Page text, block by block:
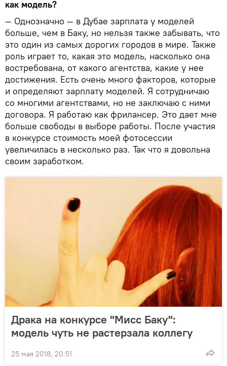
как модель?
— Однозначно — в Дубае зарплата у моделей
больше, чем в Баку, но нельзя также забывать, что
это один из самых дорогих городов в мире. Также
роль играет то, какая это модель, насколько она
востребована, от какого агентства, какие у нее
достижения. Есть очень много факторов, которые
и определяют зарплату моделей. Я сотрудничаю
со многими агентствами, но не заключаю с ними
договора. Я работаю как фрилансер. Это дает мне
больше свободы в выборе работы. После участия
в конкурсе стоимость моей фотосессии
увеличилась в несколько раз. Так что я довольна
своим заработком.
Драка на конкурсе "Мисс Баку":
модель чуть не растерзала коллегу
25 мая 2018, 20:51